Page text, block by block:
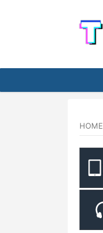
HOME